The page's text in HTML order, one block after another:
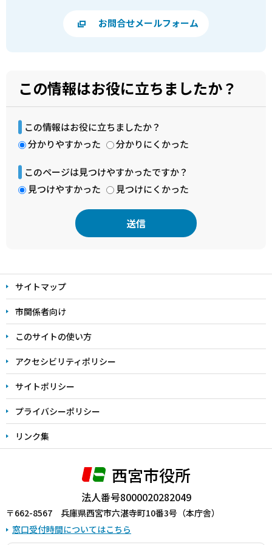
お問合せメールフォーム
この情報はお役に立ちましたか？
この情報はお役に立ちましたか？
分かりやすかった
分かりにくかった
このページは見つけやすかったですか？
見つけやすかった
見つけにくかった
文
こ
こ
ま
で
サイトマップ
市関係者向け
このサイトの使い方
アクセシビリティポリシー
サイトポリシー
プライバシーポリシー
リンク集
西宮市役所
法人番号8000020282049
〒662-8567 兵庫県西宮市六湛寺町10番3号（本庁舎）
窓口受付時間についてはこちら